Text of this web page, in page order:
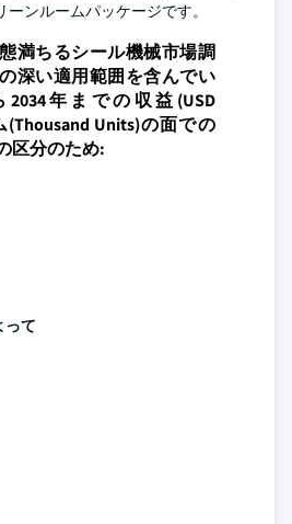
ンルームパッケージです。
満ちるシール機械市場調
深い適用範囲を含んでい
年までの収益(USD
Units)の面での
区分のため:
って